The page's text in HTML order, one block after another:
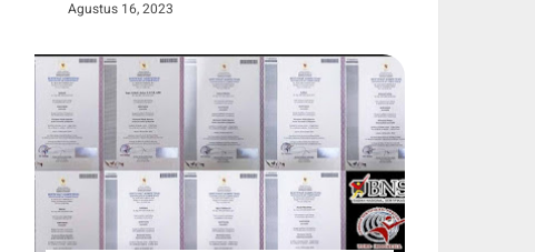
Agustus 16, 2023